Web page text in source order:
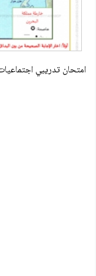
امتحان تدريبي